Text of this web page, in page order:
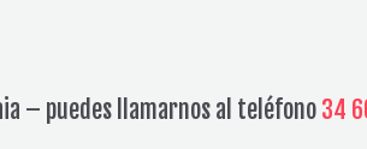
– puedes llamarnos al teléfono 34